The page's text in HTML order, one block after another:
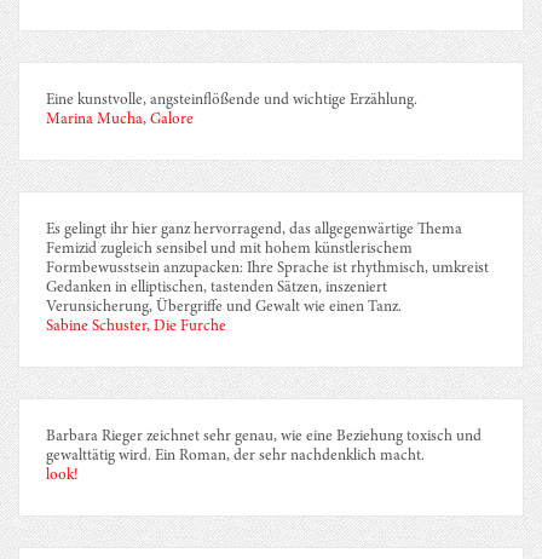
Eine kunstvolle, angsteinflößende und wichtige Erzählung.
Marina Mucha, Galore
Es gelingt ihr hier ganz hervorragend, das allgegenwärtige Thema
Femizid zugleich sensibel und mit hohem künstlerischem
Formbewusstsein anzupacken: Ihre Sprache ist rhythmisch, umkreist
Gedanken in elliptischen, tastenden Sätzen, inszeniert
Verunsicherung, Übergriffe und Gewalt wie einen Tanz.
Sabine Schuster, Die Furche
Barbara Rieger zeichnet sehr genau, wie eine Beziehung toxisch und
gewalttätig wird. Ein Roman, der sehr nachdenklich macht.
look!